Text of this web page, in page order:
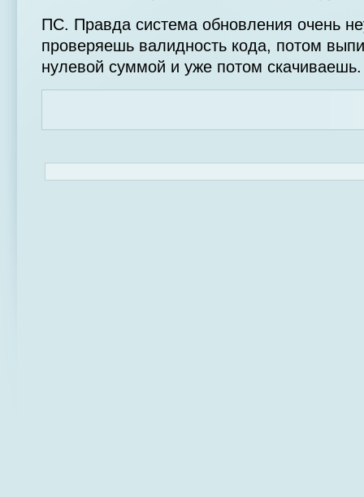
ПС. Правда система обновления очень
проверяешь валидность кода, потом
нулевой суммой и уже потом скачиваешь.